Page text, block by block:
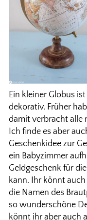
Ein kleiner Globus
dekorativ. Früher
damit verbracht alle
Ich finde es aber
Geschenkidee zur
ein Babyzimmer
Geldgeschenk für
kann. Ihr könnt
die Namen des
so wunderschöne
könnt ihr aber auch